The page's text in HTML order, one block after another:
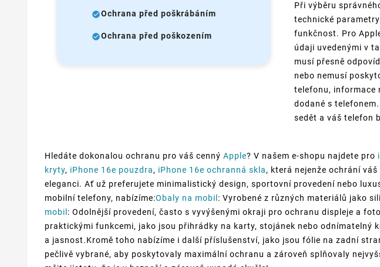
Ochrana před poškrábáním
Ochrana před poškozením
Při výběru
technické
funkčnost. Pro
údaji uvedenými v
musí přesně
nebo nemusí
telefonu, informace
dodané s
sedět a váš telefon
Hledáte dokonalou ochranu pro váš cenný Apple? V našem e-shopu najdete pro
kryty, iPhone 16e pouzdra, iPhone 16e ochranná skla, která nejenže ochrání
eleganci. Ať už preferujete minimalistický design, sportovní provedení nebo
mobilní telefony, nabízíme:Obaly na mobil : Vyrobené z různých materiálů jako
mobil : Odolnější provedení, často s vyvýšenými okraji pro ochranu displeje a
praktickými funkcemi, jako jsou přihrádky na karty, stojánek nebo odnímatelný
a jasnost.Kromě toho nabízíme i další příslušenství, jako jsou fólie na zadní
pečlivě vybrané, aby poskytovaly maximální ochranu a zároveň splňovaly